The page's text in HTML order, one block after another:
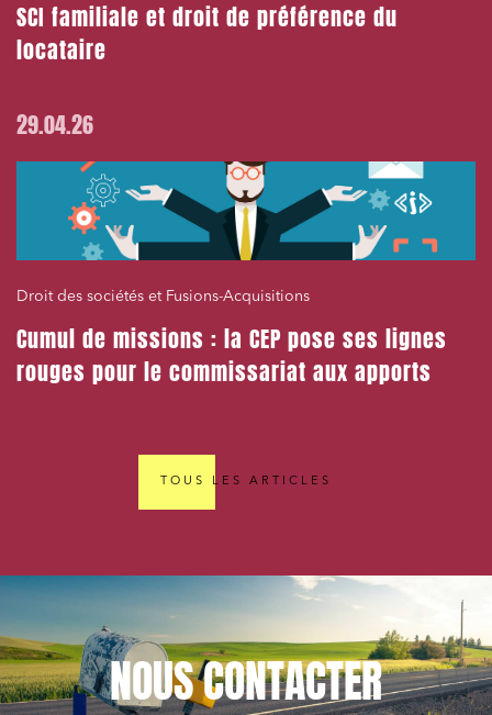
SCI familiale et droit de préférence du
locataire
29.04.26
Droit des sociétés et Fusions-Acquisitions
Cumul de missions : la CEP pose ses lignes
rouges pour le commissariat aux apports
TOUS LES ARTICLES
NOUSCONTACTER